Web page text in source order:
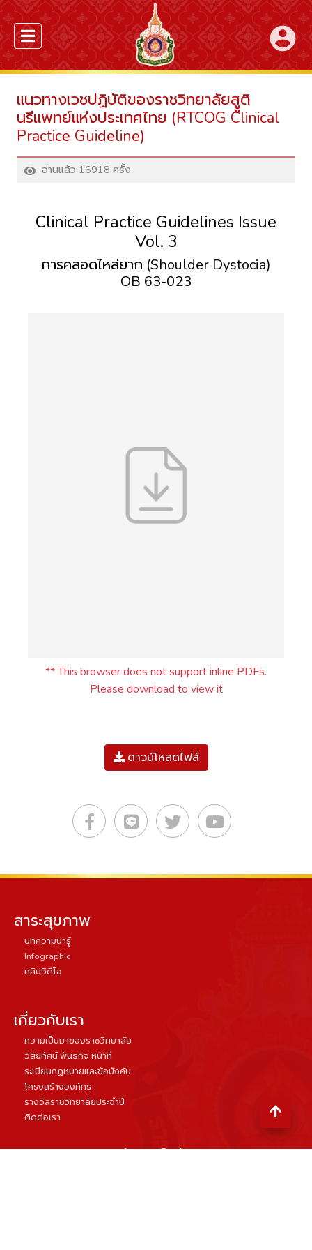
account_circle
แนวทางเวชปฏิบัติของราชวิทยาลัยสููติ
นรีแพทย์แห่งประเทศไทย (RTCOG Clinical
Practice Guideline)
อ่านแล้ว 16918 ครั้ง
Clinical Practice Guidelines Issue
Vol. 3
การคลอดไหล่ยาก (Shoulder Dystocia)
OB 63-023
** This browser does not support inline PDFs.
Please download to view it
ดาวน์โหลดไฟล์
สาระสุขภาพ
บทความน่ารู้
Infographic
คลิปวิดีโอ
เกี่ยวกับเรา
ความเป็นมาของราชวิทยาลัย
วิสัยทัศน์ พันธกิจ หน้าที่
ระเบียบกฏหมายและข้อบังคับ
โครงสร้างองค์กร
รางวัลราชวิทยาลัยประจำปี
ติดต่อเรา
ราชวิทยาลัยสูตินรีแพทย์แห่งประเทศไทย